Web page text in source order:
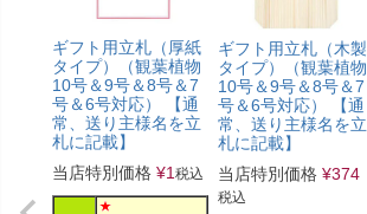
ギフト用立札（厚紙
タイプ）（観葉植物
10号＆9号＆8号＆7
号＆6号対応） 【通
常、送り主様名を立
札に記載】
当店特別価格 ¥1 税込
ギフト用立札（木製
タイプ）（観葉植物
10号＆9号＆8号＆7
号＆6号対応） 【通
常、送り主様名を立
札に記載】
当店特別価格 ¥374
税込